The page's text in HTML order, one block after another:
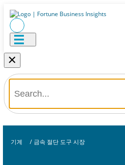
×
기계 / 금속 절단 도구 시장